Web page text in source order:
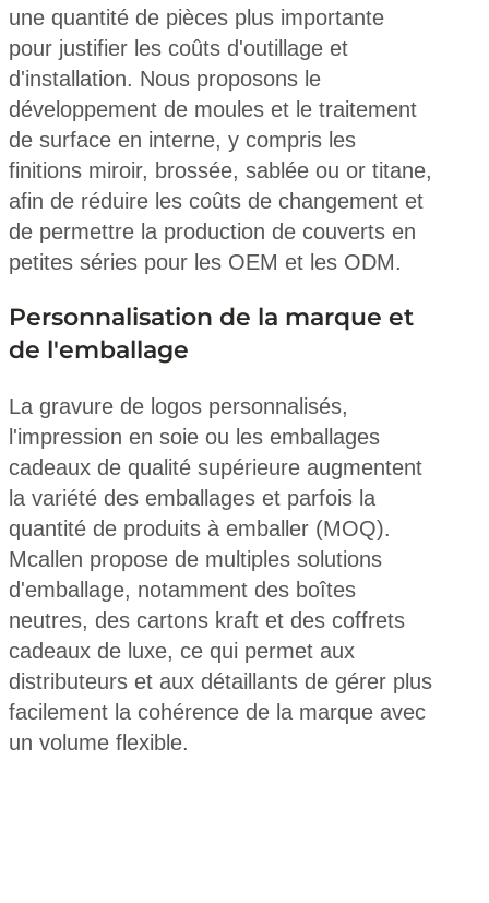
une quantité de pièces plus importante
pour justifier les coûts d'outillage et
d'installation. Nous proposons le
développement de moules et le traitement
de surface en interne, y compris les
finitions miroir, brossée, sablée ou or titane,
afin de réduire les coûts de changement et
de permettre la production de couverts en
petites séries pour les OEM et les ODM.
Personnalisation de la marque et
de l'emballage
La gravure de logos personnalisés,
l'impression en soie ou les emballages
cadeaux de qualité supérieure augmentent
la variété des emballages et parfois la
quantité de produits à emballer (MOQ).
Mcallen propose de multiples solutions
d'emballage, notamment des boîtes
neutres, des cartons kraft et des coffrets
cadeaux de luxe, ce qui permet aux
distributeurs et aux détaillants de gérer plus
facilement la cohérence de la marque avec
un volume flexible.